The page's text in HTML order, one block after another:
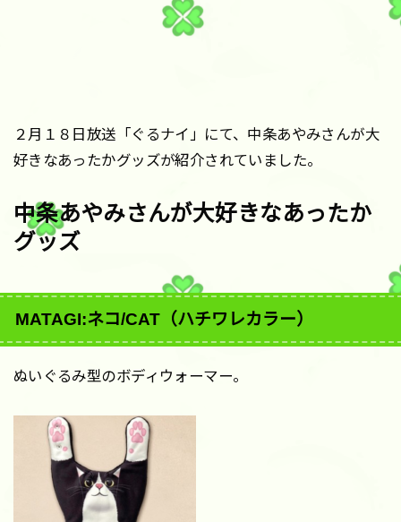
２月１８日放送「ぐるナイ」にて、中条あやみさんが大
好きなあったかグッズが紹介されていました。
中条あやみさんが大好きなあったか
グッズ
MATAGI:ネコ/CAT（ハチワレカラー）
ぬいぐるみ型のボディウォーマー。